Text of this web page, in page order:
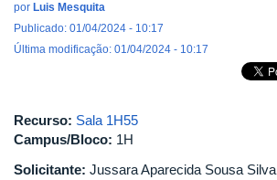
por Luis Mesquita
Publicado: 01/04/2024 - 10:17
Última modificação: 01/04/2024 - 10:17
Recurso: Sala 1H55
Campus/Bloco: 1H
Solicitante: Jussara Aparecida Sousa Silva